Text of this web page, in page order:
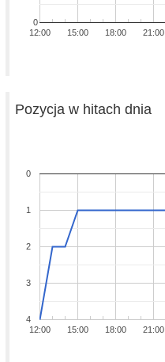
12:00 15:00 18:00 21:00
0
Pozycja w hitach dnia
12:00 15:00 18:00 21:00
0
1
2
3
4